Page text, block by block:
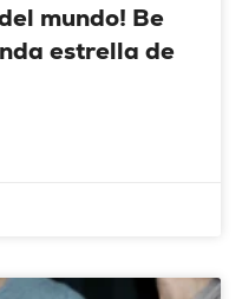
mundo! Be
estrella de